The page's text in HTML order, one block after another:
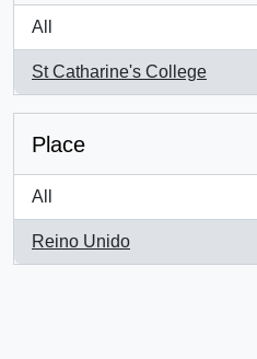
All
St Catharine's College
, 1 results
Place
All
Reino Unido
, 1 results